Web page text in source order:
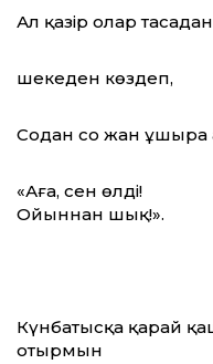
Ал қазір олар
шекеден көздеп,
Содан соң жан
«Аға, сен өлдің!
Ойыннан шық!».
Күнбатысқа қарай
отырмын